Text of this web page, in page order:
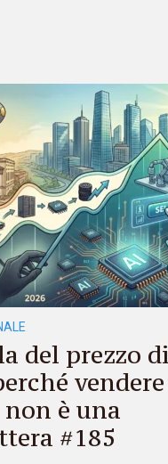
del prezzo di
vendere
è una
#185